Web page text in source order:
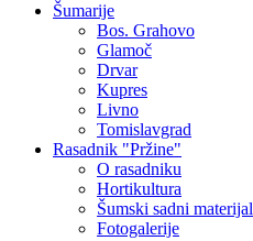
Šumarije
Bos. Grahovo
Glamoč
Drvar
Kupres
Livno
Tomislavgrad
Rasadnik "Pržine"
O rasadniku
Hortikultura
Šumski sadni materijal
Fotogalerije